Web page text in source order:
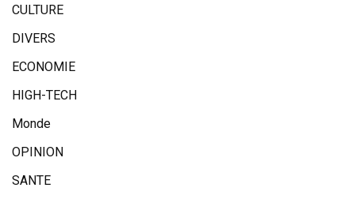
CULTURE
DIVERS
ECONOMIE
HIGH-TECH
Monde
OPINION
SANTE